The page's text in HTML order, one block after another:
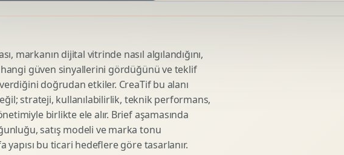
Kreatifleri
Influencer Kampanya Tasarimi
Gorseli
Gorseli
3D Urun Modelleme
Mimari 3D Gorsellestirme
Endustriyel Modelleme
markanın dijital vitrinde nasıl algılandığını,
hangi güven sinyallerini gördüğünü ve teklif
doğrudan etkiler. CreaTif bu alanı
strateji, kullanılabilirlik, teknik performans,
birlikte ele alır. Brief aşamasında
satış modeli ve marka tonu
bu ticari hedeflere göre tasarlanır.